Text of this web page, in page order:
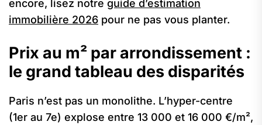
encore, lisez notre guide d’estimation
immobilière 2026 pour ne pas vous planter.
Prix au m² par arrondissement :
le grand tableau des disparités
Paris n’est pas un monolithe. L’hyper-centre
(1er au 7e) explose entre 13 000 et 16 000 €/m²,